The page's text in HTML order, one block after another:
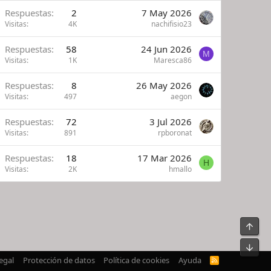
Respuestas 2
Visitas 4K
7 May 2026
nachifisio23
Respuestas 58
Visitas 1K
24 Jun 2026
Maresca86
M
Respuestas 8
Visitas 497
26 May 2026
aegon
Respuestas 72
Visitas 891
3 Jul 2026
rpboronat
Respuestas 18
Visitas 2K
17 Mar 2026
hmallo
H
Protección de datos Política de cookies Ayuda
R